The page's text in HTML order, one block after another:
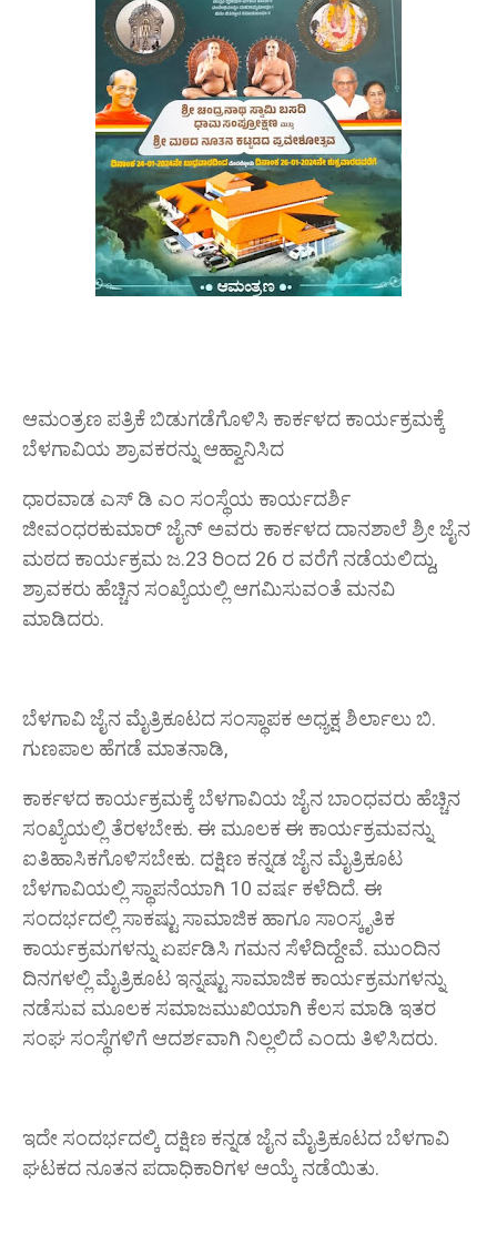
ಆಮಂತ್ರಣ ಪತ್ರಿಕೆ ಬಿಡುಗಡೆಗೊಳಿಸಿ ಕಾರ್ಕಳದ ಕಾರ್ಯಕ್ರಮಕ್ಕೆ
ಬೆಳಗಾವಿಯ ಶ್ರಾವಕರನ್ನು ಆಹ್ವಾನಿಸಿದ
ಧಾರವಾಡ ಎಸ್ ಡಿ ಎಂ ಸಂಸ್ಥೆಯ ಕಾರ್ಯದರ್ಶಿ
ಜೀವಂಧರಕುಮಾರ್ ಜೈನ್ ಅವರು ಕಾರ್ಕಳದ ದಾನಶಾಲೆ ಶ್ರೀ ಜೈನ
ಮಠದ ಕಾರ್ಯಕ್ರಮ ಜ.23 ರಿಂದ 26 ರ ವರೆಗೆ ನಡೆಯಲಿದ್ದು,
ಶ್ರಾವಕರು ಹೆಚ್ಚಿನ ಸಂಖ್ಯೆಯಲ್ಲಿ ಆಗಮಿಸುವಂತೆ ಮನವಿ
ಮಾಡಿದರು.
ಬೆಳಗಾವಿ ಜೈನ ಮೈತ್ರಿಕೂಟದ ಸಂಸ್ಥಾಪಕ ಅಧ್ಯಕ್ಷ ಶಿರ್ಲಾಲು ಬಿ.
ಗುಣಪಾಲ ಹೆಗಡೆ ಮಾತನಾಡಿ,
ಕಾರ್ಕಳದ ಕಾರ್ಯಕ್ರಮಕ್ಕೆ ಬೆಳಗಾವಿಯ ಜೈನ ಬಾಂಧವರು ಹೆಚ್ಚಿನ
ಸಂಖ್ಯೆಯಲ್ಲಿ ತೆರಳಬೇಕು. ಈ ಮೂಲಕ ಈ ಕಾರ್ಯಕ್ರಮವನ್ನು
ಐತಿಹಾಸಿಕಗೊಳಿಸಬೇಕು. ದಕ್ಷಿಣ ಕನ್ನಡ ಜೈನ ಮೈತ್ರಿಕೂಟ
ಬೆಳಗಾವಿಯಲ್ಲಿ ಸ್ಥಾಪನೆಯಾಗಿ 10 ವರ್ಷ ಕಳೆದಿದೆ. ಈ
ಸಂದರ್ಭದಲ್ಲಿ ಸಾಕಷ್ಟು ಸಾಮಾಜಿಕ ಹಾಗೂ ಸಾಂಸ್ಕೃತಿಕ
ಕಾರ್ಯಕ್ರಮಗಳನ್ನು ಏರ್ಪಡಿಸಿ ಗಮನ ಸೆಳೆದಿದ್ದೇವೆ. ಮುಂದಿನ
ದಿನಗಳಲ್ಲಿ ಮೈತ್ರಿಕೂಟ ಇನ್ನಷ್ಟು ಸಾಮಾಜಿಕ ಕಾರ್ಯಕ್ರಮಗಳನ್ನು
ನಡೆಸುವ ಮೂಲಕ ಸಮಾಜಮುಖಿಯಾಗಿ ಕೆಲಸ ಮಾಡಿ ಇತರ
ಸಂಘ ಸಂಸ್ಥೆಗಳಿಗೆ ಆದರ್ಶವಾಗಿ ನಿಲ್ಲಲಿದೆ ಎಂದು ತಿಳಿಸಿದರು.
ಇದೇ ಸಂದರ್ಭದಲ್ಕಿ ದಕ್ಷಿಣ ಕನ್ನಡ ಜೈನ ಮೈತ್ರಿಕೂಟದ ಬೆಳಗಾವಿ
ಘಟಕದ ನೂತನ ಪದಾಧಿಕಾರಿಗಳ ಆಯ್ಕೆ ನಡೆಯಿತು.